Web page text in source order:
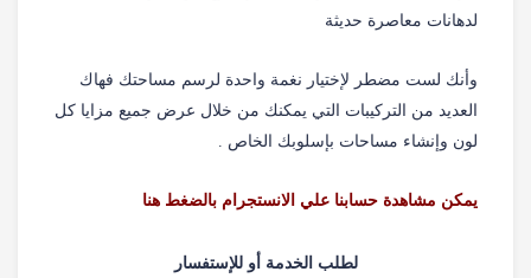
لدهانات معاصرة حديثة
وأنك لست مضطر لإختيار نغمة واحدة لرسم مساحتك فهاك
العديد من التركيبات التي يمكنك من خلال عرض جميع مزايا كل
لون وإنشاء مساحات بإسلوبك الخاص .
يمكن مشاهدة حسابنا علي الانستجرام بالضغط هنا
لطلب الخدمة أو للإستفسار